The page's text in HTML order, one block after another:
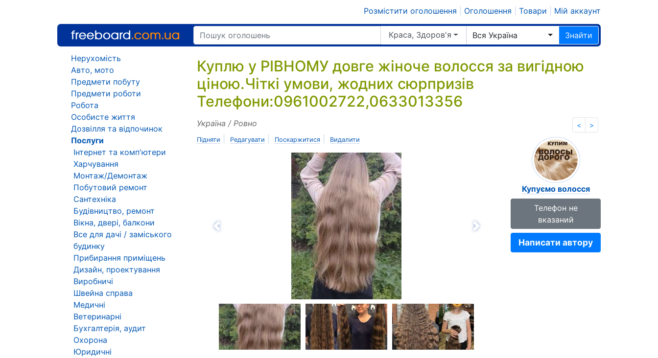
Розмістити оголошення Оголошення Товари Мій аккаунт
Краса, Здоров'я Вся Україна Знайти
Куплю у РІВНОМУ довге жіноче волосся за вигідною
ціною.Чіткі умови, жодних сюрпризів
Телефони:0961002722,0633013356
< >
Україна / Ровно
Підняти Редагувати Поскаржитися Видалити
Назад
Купуємо волосся
Телефон не
вказаний
Написати автору
Нерухомість
Авто, мото
Предмети побуту
Предмети роботи
Робота
Особисте життя
Дозвілля та відпочинок
Послуги
Інтернет та комп'ютери
Харчування
Монтаж/Демонтаж
Побутовий ремонт
Сантехніка
Будівництво, ремонт
Вікна, двері, балкони
Все для дачі / заміського
будинку
Прибирання приміщень
Дизайн, проектування
Виробничі
Швейна справа
Медичні
Ветеринарні
Бухгалтерія, аудит
Охорона
Юридичні